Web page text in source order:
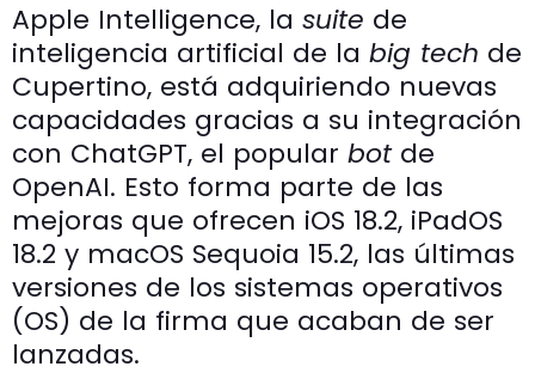
Apple Intelligence, la suite de
inteligencia artificial de la big tech de
Cupertino, está adquiriendo nuevas
capacidades gracias a su integración
con ChatGPT, el popular botde
OpenAI. Esto forma parte de las
mejoras que ofrecen iOS 18.2, iPadOS
18.2 y macOS Sequoia 15.2, las últimas
versiones de los sistemas operativos
(OS) de la firma que acaban de ser
lanzadas.